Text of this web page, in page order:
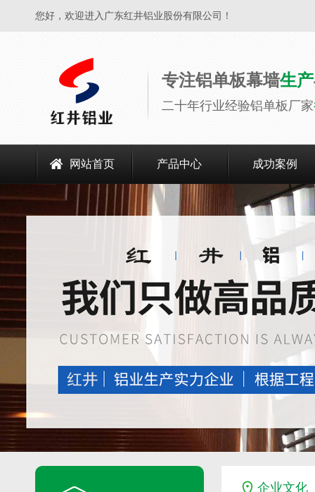
您好，欢迎进入广东红井铝业股份有限公司！
专注铝单板幕墙生产
二十年行业经验铝单板厂家
网站首页 产品中心 成功案例
企业文化